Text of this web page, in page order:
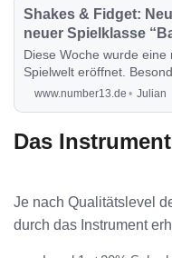
Shakes & Fidget:
neuer Spielklasse
Diese Woche wurde eine
Spielwelt eröffnet.
hierbei die neue
www.number13.de Julian
Das
Je nach Qualitätslevel
durch das Instrument